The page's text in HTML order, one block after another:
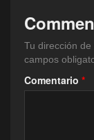
Tu dirección de
campos
Comentario *